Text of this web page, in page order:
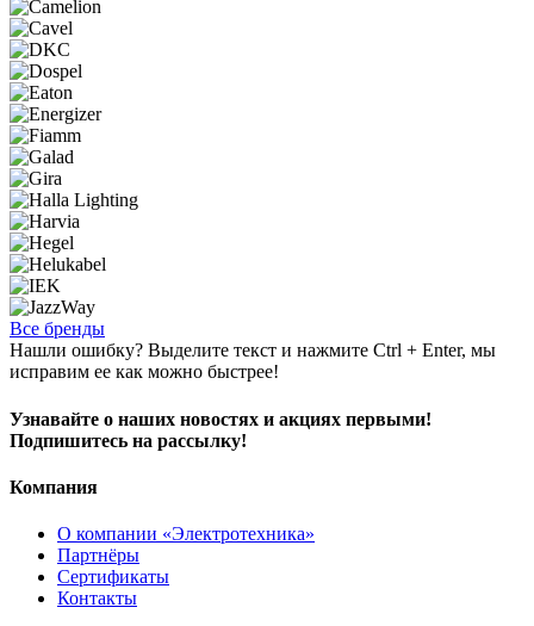
Все бренды
Нашли ошибку? Выделите текст и нажмите Ctrl + Enter, мы
исправим ее как можно быстрее!
Узнавайте о наших новостях и акциях первыми!
Подпишитесь на рассылку!
Компания
О компании «Электротехника»
Партнёры
Сертификаты
Контакты